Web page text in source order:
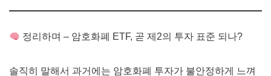
정리하며 – 암호화폐 ETF, 곧 제2의 투자 표준 되나?
솔직히 말해서 과거에는 암호화폐 투자가 불안정하게 느껴